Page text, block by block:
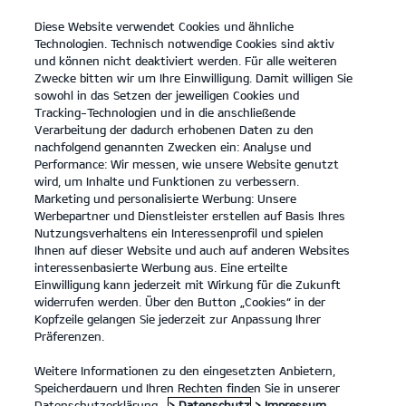
open
menu
KONTAKT
Förderung & Steuervorteile
Förderung &
Steuervorteile
Bundesministerium der Finanzen
Diese Website verwendet Cookies und ähnliche
Technologien. Technisch notwendige Cookies sind aktiv
und können nicht deaktiviert werden. Für alle weiteren
Zwecke bitten wir um Ihre Einwilligung. Damit willigen Sie
sowohl in das Setzen der jeweiligen Cookies und
Tracking-Technologien und in die anschließende
Verarbeitung der dadurch erhobenen Daten zu den
nachfolgend genannten Zwecken ein: Analyse und
Performance: Wir messen, wie unsere Website genutzt
wird, um Inhalte und Funktionen zu verbessern.
Marketing und personalisierte Werbung: Unsere
Werbepartner und Dienstleister erstellen auf Basis Ihres
Nutzungsverhaltens ein Interessenprofil und spielen
Ihnen auf dieser Website und auch auf anderen Websites
interessenbasierte Werbung aus. Eine erteilte
Einwilligung kann jederzeit mit Wirkung für die Zukunft
widerrufen werden. Über den Button „Cookies“ in der
Kopfzeile gelangen Sie jederzeit zur Anpassung Ihrer
Präferenzen.
Weitere Informationen zu den eingesetzten Anbietern,
Speicherdauern und Ihren Rechten finden Sie in unserer